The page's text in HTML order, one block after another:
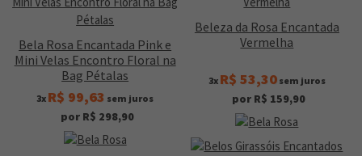
Bela Rosa Encantada Pink e
Mini Velas Encontro Floral na
Bag Pétalas
3x R$ 99,63 sem juros
por R$ 298,90
Beleza da Rosa Encantada
Vermelha
3x R$ 53,30sem juros
por R$ 159,90